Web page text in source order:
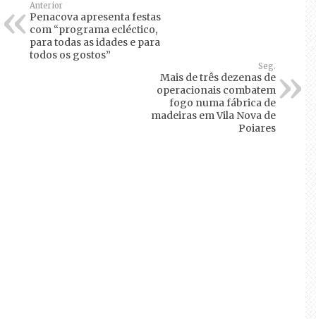
Anterior
Penacova apresenta festas
com “programa ecléctico,
para todas as idades e para
todos os gostos”
Seg.
Mais de três dezenas de
operacionais combatem
fogo numa fábrica de
madeiras em Vila Nova de
Poiares